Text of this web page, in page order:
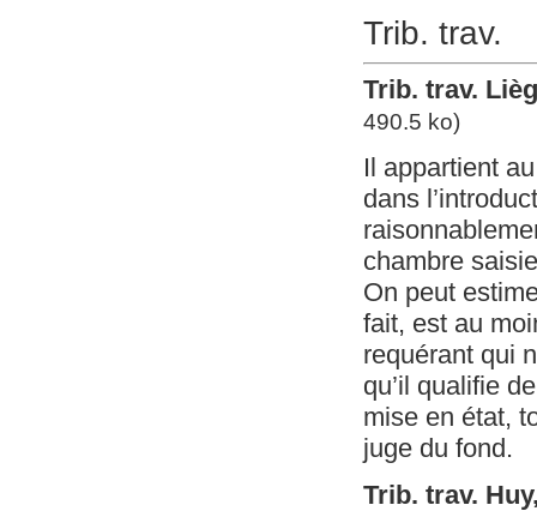
Trib. trav.
Trib. trav.
490.5 ko)
Il appartient
dans
chambre
On peut
fait, est au
requérant qui
qu’il qualifie
mise en état,
juge du fond.
Trib. trav.